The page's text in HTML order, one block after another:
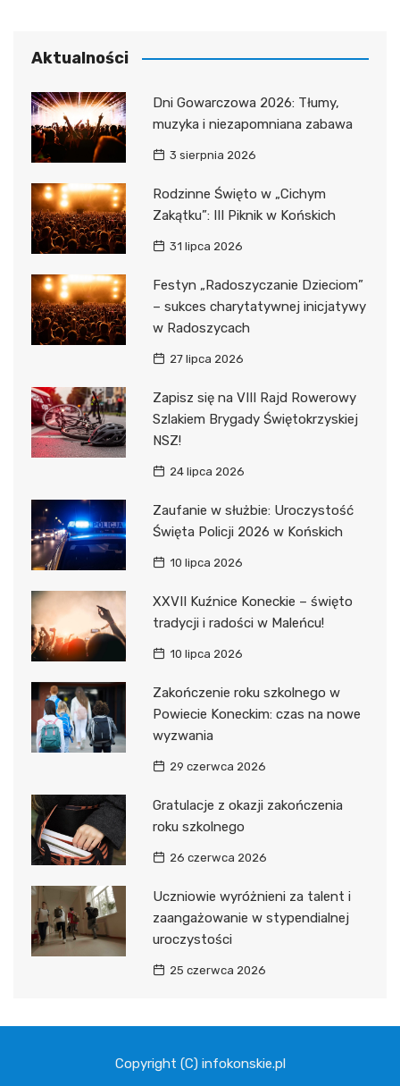
Aktualności
Dni Gowarczowa 2026: Tłumy,
muzyka i niezapomniana zabawa
3 sierpnia 2026
Rodzinne Święto w „Cichym
Zakątku”: III Piknik w Końskich
31 lipca 2026
Festyn „Radoszyczanie Dzieciom”
– sukces charytatywnej inicjatywy
w Radoszycach
27 lipca 2026
Zapisz się na VIII Rajd Rowerowy
Szlakiem Brygady Świętokrzyskiej
NSZ!
24 lipca 2026
Zaufanie w służbie: Uroczystość
Święta Policji 2026 w Końskich
10 lipca 2026
XXVII Kuźnice Koneckie – święto
tradycji i radości w Maleńcu!
10 lipca 2026
Zakończenie roku szkolnego w
Powiecie Koneckim: czas na nowe
wyzwania
29 czerwca 2026
Gratulacje z okazji zakończenia
roku szkolnego
26 czerwca 2026
Uczniowie wyróżnieni za talent i
zaangażowanie w stypendialnej
uroczystości
25 czerwca 2026
Copyright (C) infokonskie.pl